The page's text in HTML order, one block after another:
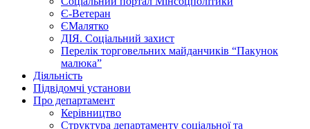
Є-Ветеран
ЄМалятко
ДІЯ. Соціальний захист
Перелік торговельних майданчиків “Пакунок
малюка”
Діяльність
Підвідомчі установи
Про департамент
Керівництво
Структура департаменту соціальної та